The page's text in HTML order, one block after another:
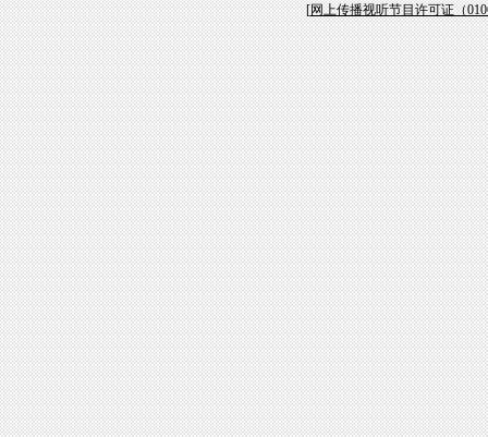
[网上传播视听节目许可证（